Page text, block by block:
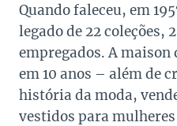
Quando faleceu, em
legado de 22 coleções,
empregados. A
em 10 anos – além de
história da moda,
vestidos para